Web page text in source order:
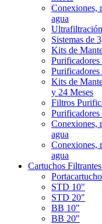
Conexiones,
agua
Sistemas de
Kits de
Purificadores
Kits de
y 24 Meses
Filtros
Purificadores
Conexiones,
agua
Conexiones,
agua
Cartuchos
STD 10"
STD 20"
BB 10"
BB 20"